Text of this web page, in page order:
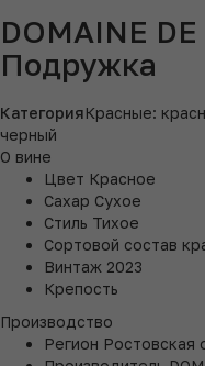
DOMAINE
Подружка
КатегорияКрасные:
черный
О вине
Цвет Красное
Сахар Сухое
Стиль Тихое
Сортовой состав
Винтаж 2023
Крепость
Производство
Регион Ростовская